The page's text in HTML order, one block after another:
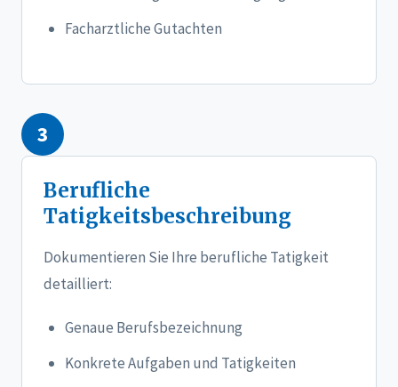
Facharztliche Gutachten
3
Berufliche
Tatigkeitsbeschreibung
Dokumentieren Sie Ihre berufliche Tatigkeit
detailliert:
Genaue Berufsbezeichnung
Konkrete Aufgaben und Tatigkeiten